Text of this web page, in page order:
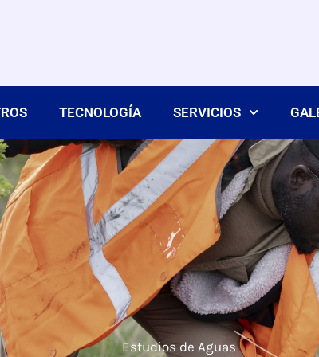
TECNOLOGÍA SERVICIOS
Estudios de Aguas